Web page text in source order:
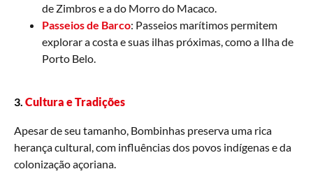
de Zimbros e a do Morro do Macaco.
Passeios de Barco: Passeios marítimos permitem
explorar a costa e suas ilhas próximas, como a Ilha de
Porto Belo.
3. Cultura e Tradições
Apesar de seu tamanho, Bombinhas preserva uma rica
herança cultural, com influências dos povos indígenas e da
colonização açoriana.